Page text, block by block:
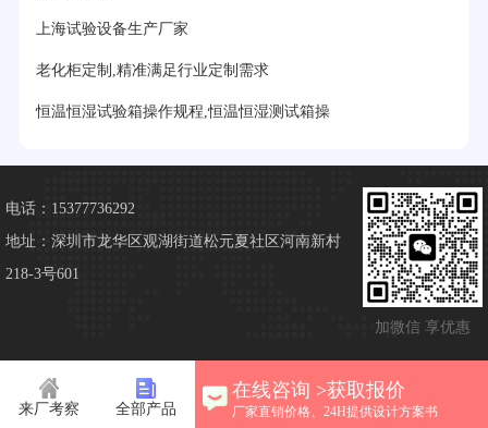
上海试验设备生产厂家
老化柜定制,精准满足行业定制需求
恒温恒湿试验箱操作规程,恒温恒湿测试箱操
加微信 享优惠
电话：15377736292
地址：深圳市龙华区观湖街道松元夏社区河南新村
218-3号601
来厂考察 全部产品
在线咨询 >获取报价
厂家直销价格、24H提供设计方案书